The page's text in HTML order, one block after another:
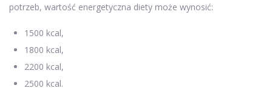
potrzeb, wartość energetyczna diety może wynosić:
1500 kcal,
1800 kcal,
2200 kcal,
2500 kcal.